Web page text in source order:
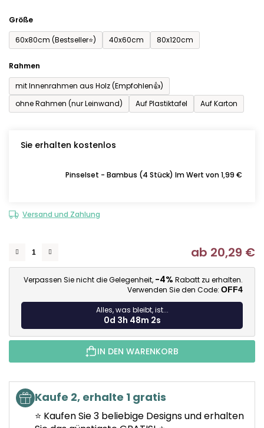
Größe
60x80cm (Bestseller⭐)
40x60cm 80x120cm
Rahmen
mit Innenrahmen aus Holz (Empfohlen👍)
ohne Rahmen (nur Leinwand)
Auf Plastiktafel Auf Karton
Sie erhalten kostenlos
Pinselset - Bambus (4 Stück) Im Wert von 1,99 €
Versand und Zahlung
ab 20,29 €
Verpassen Sie nicht die Gelegenheit, -4% Rabatt zu erhalten.
Verwenden Sie den Code: OFF4
Alles, was bleibt, ist...
0d 3h 48m 2s
IN DEN WARENKORB
Kaufe 2, erhalte 1 gratis
⭐ Kaufen Sie 3 beliebige Designs und erhalten